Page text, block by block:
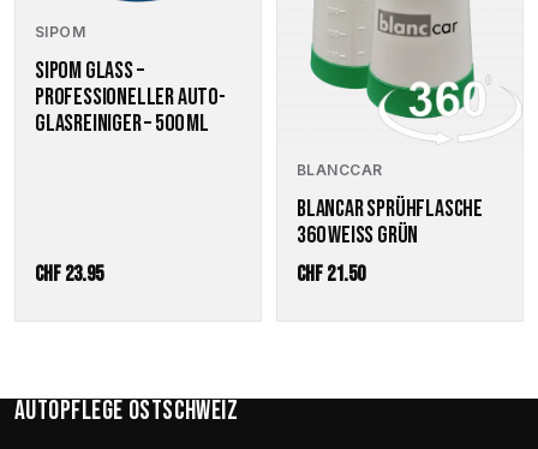
SIPOM
SIPOM GLASS –
PROFESSIONELLER AUTO-
GLASREINIGER – 500 ML
CHF23.95
BLANCCAR
BLANCAR SPRÜHFLASCHE
360 WEISS GRÜN
CHF21.50
Autopflege Ostschweiz